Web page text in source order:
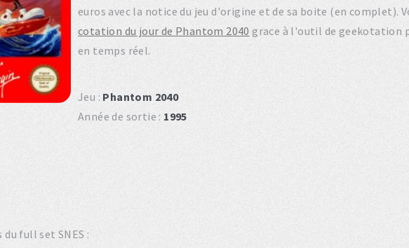
euros avec la notice du jeu d'origine et de sa boite (en complet).
cotation du jour de Phantom 2040 grace à l'outil de geekotation
en temps réel.
Jeu : Phantom 2040
Année de sortie : 1995
full set SNES :